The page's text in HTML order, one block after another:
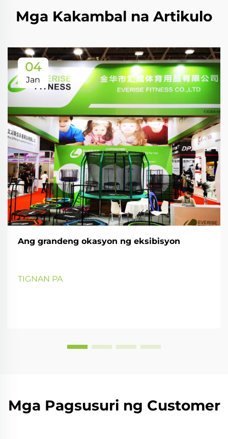
Mga Kakambal na Artikulo
04
Jan
Ang grandeng okasyon ng eksibisyon
TIGNAN PA
Mga Pagsusuri ng Customer